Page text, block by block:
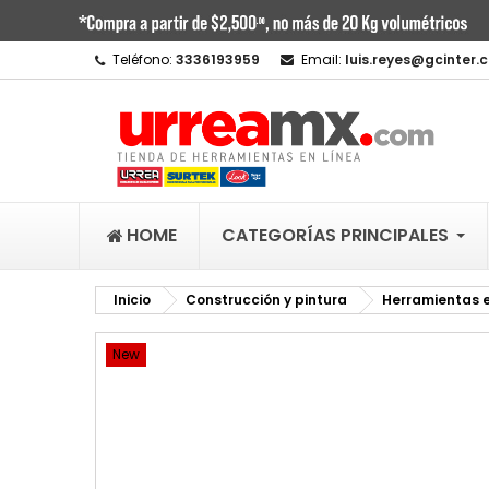
Teléfono: 3336193959 Email:
HOME CATEGORÍAS PRINCIPALES
Inicio Construcción y pintura Herramientas
New